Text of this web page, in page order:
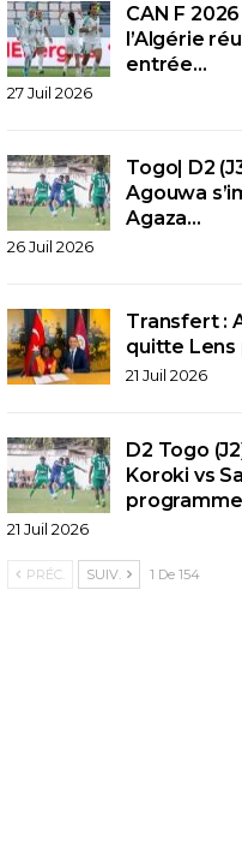
CAN F
l’Algérie
entrée…
27 Juil 2026
Togo| D2
Agouwa
Agaza…
26 Juil 2026
Transfert :
quitte Lens
21 Juil 2026
D2 Togo
Koroki vs
21 Juil 2026
PRÉC. SUIV. 1 De 154